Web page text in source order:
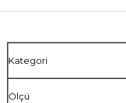
Kategori
Ölçü